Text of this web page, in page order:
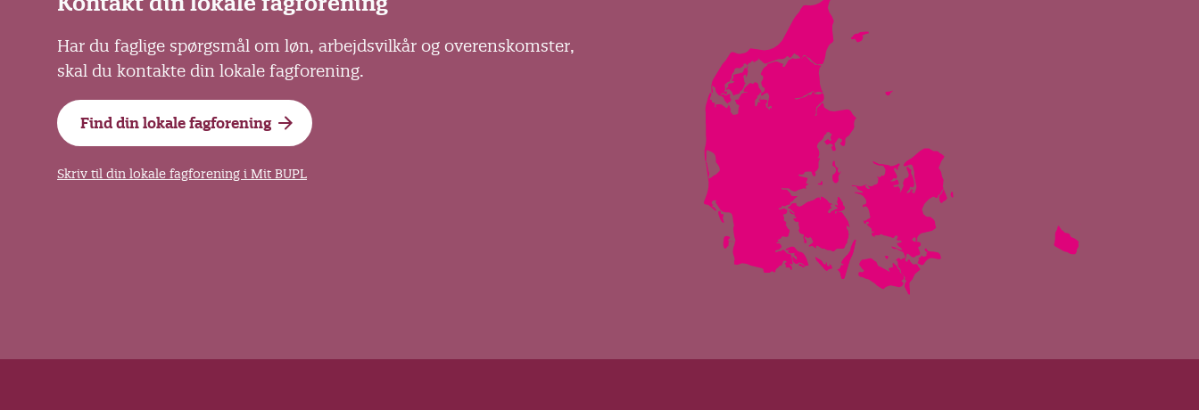
Har du faglige spørgsmål om løn, arbejdsvilkår og overenskomster,
skal du kontakte din lokale fagforening.
Find din lokale fagforening
Skriv til din lokale fagforening i Mit BUPL